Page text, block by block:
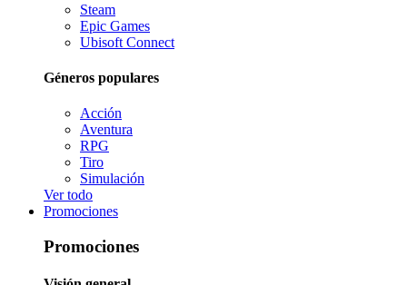
Steam
Epic Games
Ubisoft Connect
Géneros populares
Acción
Aventura
RPG
Tiro
Simulación
Ver todo
Promociones
Promociones